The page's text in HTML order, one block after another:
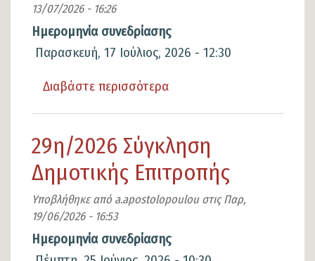
13/07/2026 - 16:26
Ημερομηνία συνεδρίασης
Παρασκευή, 17 Ιούλιος, 2026 - 12:30
Διαβάστε περισσότερα
Σύγκληση
Δημοτικής
Επιτροπής
29η/2026 Σύγκληση
Δημοτικής Επιτροπής
Υποβλήθηκε από a.apostolopoulouστιςΠαρ,
19/06/2026 - 16:53
Ημερομηνία συνεδρίασης